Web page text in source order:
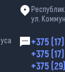
ул.
+375
+375
+375